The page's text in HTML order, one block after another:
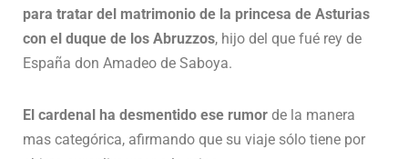
para tratar del matrimonio de la princesa de Asturias
con el duque de los Abruzzos, hijo del que fué rey de
España don Amadeo de Saboya.
El cardenal ha desmentido ese rumor de la manera
mas categórica, afirmando que su viaje sólo tiene por